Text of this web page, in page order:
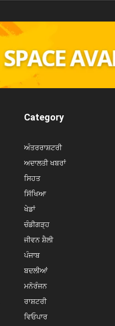
Category
ਅੰਤਰਰਾਸ਼ਟਰੀ
ਅਦਾਲਤੀ ਖਬਰਾਂ
ਸਿਹਤ
ਸਿੱਖਿਆ
ਖੇਡਾਂ
ਚੰਡੀਗੜ੍ਹ
ਜੀਵਨ ਸ਼ੈਲੀ
ਪੰਜਾਬ
ਬਦਲੀਆਂ
ਮਨੋਰੰਜਨ
ਰਾਸ਼ਟਰੀ
ਵਿਓਪਾਰ